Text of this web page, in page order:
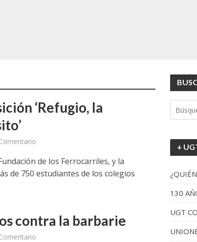
en Andalucía: la globalización cuestionada”.
Palmas de Gran Canaria
por sus editoriales de prensa
130 aniversario con la que UGT comenzó su recorrido por España
‘Refugio, la
de los Ferrocarriles, y la
de 750 estudiantes de los colegios
contra la barbarie
+
130
UGT